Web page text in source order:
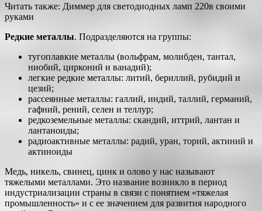
Читать также: Диммер для светодиодных ламп 220в своими
руками
Редкие металлы. Подразделяются на группы:
тугоплавкие металлы (вольфрам, молибден, тантал,
ниобий, цирконий и ванадий);
легкие редкие металлы: литий, бериллий, рубидий и
цезий;
рассеянные металлы: галлий, индий, таллий, германий,
гафний, рений, селен и теллур;
редкоземельные металлы: скандий, иттрий, лантан и
лантаноиды;
радиоактивные металлы: радий, уран, торий, актиний и
актиноиды
Медь, никель, свинец, цинк и олово у нас называют
тяжелыми металлами. Это название возникло в период
индустриализации страны в связи с понятием «тяжелая
промышленность» и с ее значением для развития народного